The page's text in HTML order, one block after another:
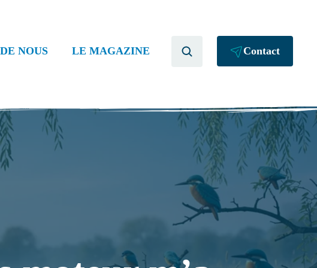
NOUS LE MAGAZINE Contact